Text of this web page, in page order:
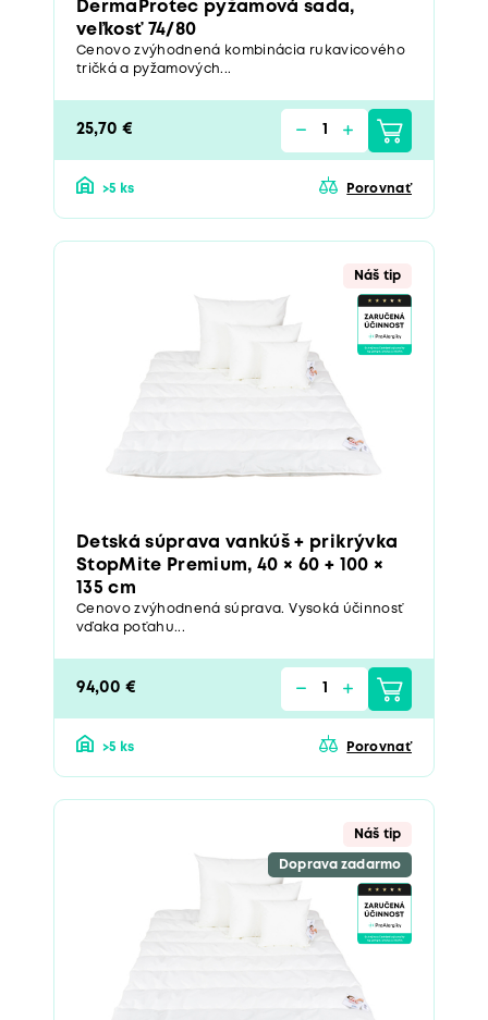
DermaProtec pyžamová sada,
veľkosť 74/80
Cenovo zvýhodnená kombinácia rukavicového
tričká a pyžamových...
25,70 €
>5 ks Porovnať
Náš tip
Detská súprava vankúš + prikrývka
StopMite Premium, 40 × 60 + 100 ×
135 cm
Cenovo zvýhodnená súprava. Vysoká účinnosť
vďaka poťahu...
94,00 €
>5 ks Porovnať
Náš tip
Doprava zadarmo